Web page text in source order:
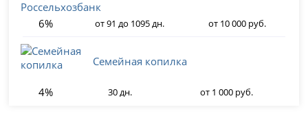
6% от 91 до 1095 дн. от 10 000 руб.
Семейная копилка
4% 30 дн. от 1 000 руб.